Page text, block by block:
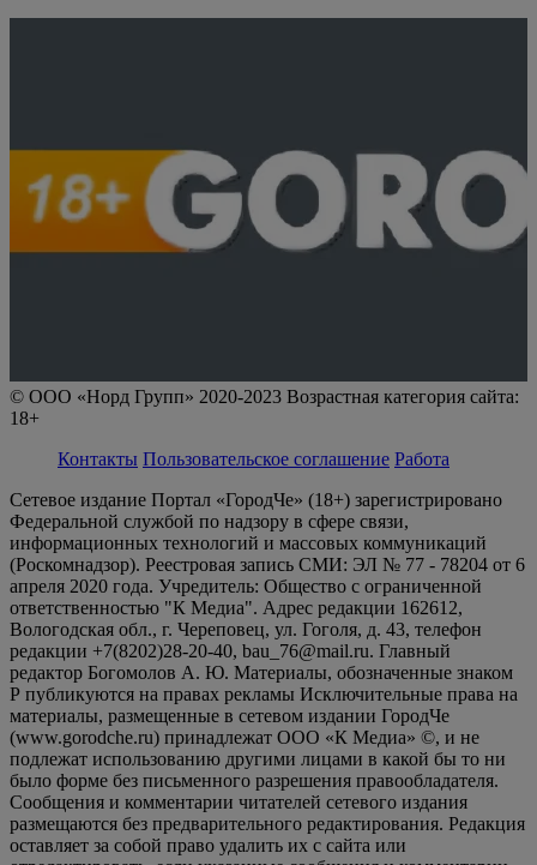
© ООО «Норд Групп» 2020-2023 Возрастная категория сайта:
18+
Контакты Пользовательское соглашение Работа
Сетевое издание Портал «ГородЧе» (18+) зарегистрировано
Федеральной службой по надзору в сфере связи,
информационных технологий и массовых коммуникаций
(Роскомнадзор). Реестровая запись СМИ: ЭЛ № 77 - 78204 от 6
апреля 2020 года. Учредитель: Общество с ограниченной
ответственностью "К Медиа". Адрес редакции 162612,
Вологодская обл., г. Череповец, ул. Гоголя, д. 43, телефон
редакции +7(8202)28-20-40, bau_76@mail.ru. Главный
редактор Богомолов А. Ю. Материалы, обозначенные знаком
Р публикуются на правах рекламы Исключительные права на
материалы, размещенные в сетевом издании ГородЧе
(www.gorodche.ru) принадлежат ООО «К Медиа» ©, и не
подлежат использованию другими лицами в какой бы то ни
было форме без письменного разрешения правообладателя.
Сообщения и комментарии читателей сетевого издания
размещаются без предварительного редактирования. Редакция
оставляет за собой право удалить их с сайта или